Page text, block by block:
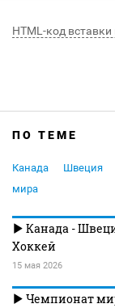
HTML-код вставки
ПО ТЕМЕ
Канада Швеция
мира
Канада -
Хоккей
15 мая 2026
Чемпионат